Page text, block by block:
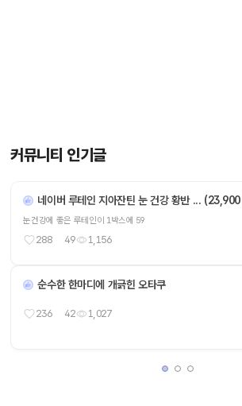
커뮤니티 인기글
네이버 루테인 지아잔틴 눈 건강 황반 ...
눈건강에 좋은 루테인이 1박스에 59
288 49 1,156
순수한 한마디에 개긁힌 오타쿠
236 42 1,027